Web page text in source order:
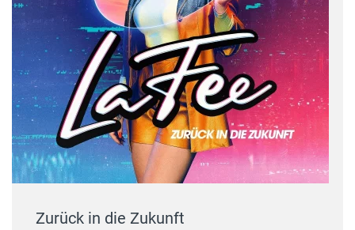
Zurück in die Zukunft